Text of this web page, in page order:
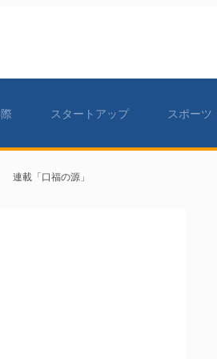
スタートアップ スポーツ
載「口福の源」